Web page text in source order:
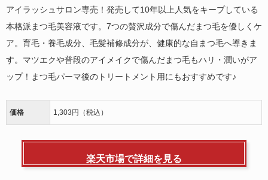
アイラッシュサロン専売！発売して10年以上人気をキープしている
本格派まつ毛美容液です。7つの贅沢成分で傷んだまつ毛を優しくケ
ア。育毛・養毛成分、毛髪補修成分が、健康的な自まつ毛へ導きま
す。マツエクや普段のアイメイクで傷んだまつ毛もハリ・潤いがア
ップ！まつ毛パーマ後のトリートメント用にもおすすめです♪
価格 1,303円（税込）
楽天市場で詳細を見る